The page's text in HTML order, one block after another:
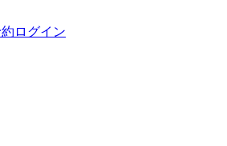
ログイン